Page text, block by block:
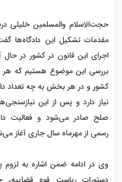
حجت‌الاسلام والمسلمین خلیلی
مقدمات تشکیل این دادگاه‌ها
اجرای این قانون در کشور در
بررسی این موضوع هستیم که هر
کشور و در هر بخش به چه تعداد
نیاز دارد و پس از این
صلح صادر می‌شود و فعالیت
رسمی از مهرماه سال جاری آغاز
وی در ادامه ضمن اشاره به